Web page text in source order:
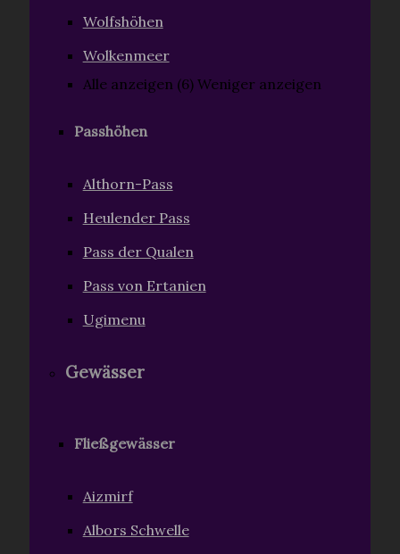
Wolfshöhen
Wolkenmeer
Alle anzeigen (6) Weniger anzeigen
Passhöhen
Althorn-Pass
Heulender Pass
Pass der Qualen
Pass von Ertanien
Ugimenu
Gewässer
Fließgewässer
Aizmirf
Albors Schwelle